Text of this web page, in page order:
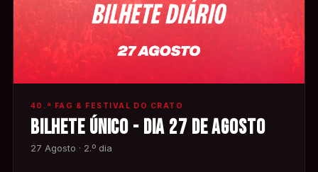
40.ª FAG & FESTIVAL DO CRATO
BILHETE ÚNICO - DIA 27 DE AGOSTO
27 Agosto · 2.º dia